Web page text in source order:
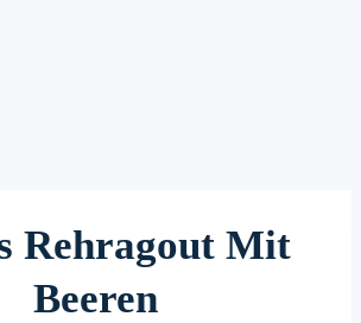
Rehragout Mit
Beeren